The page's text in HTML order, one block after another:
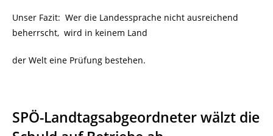
Unser Fazit: Wer die Landessprache nicht ausreichend
beherrscht, wird in keinem Land
der Welt eine Prüfung bestehen.
SPÖ-Landtagsabgeordneter wälzt die